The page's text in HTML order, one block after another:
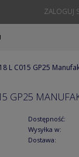
ZALOGUJ
L C015 GP25
GP25
Dostępność:
Wysyłka w:
Dostawa: